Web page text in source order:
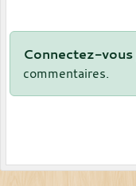
Connectez-vous
commentaires.